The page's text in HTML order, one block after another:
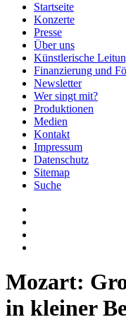
Startseite
Konzerte
Presse
Über uns
Künstlerische
Finanzierung und
Newsletter
Wer singt mit?
Produktionen
Medien
Kontakt
Impressum
Datenschutz
Sitemap
Suche
Mozart:
in kleiner